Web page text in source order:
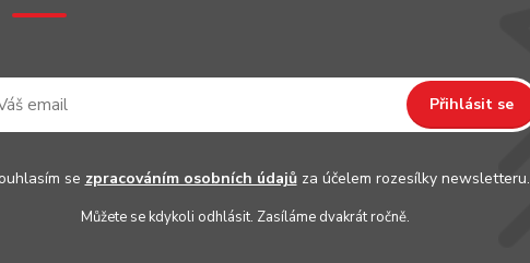
Přihlásit se
se zpracováním osobních údajůza účelem rozesílky newsletteru.
Můžete se kdykoli odhlásit. Zasíláme dvakrát ročně.